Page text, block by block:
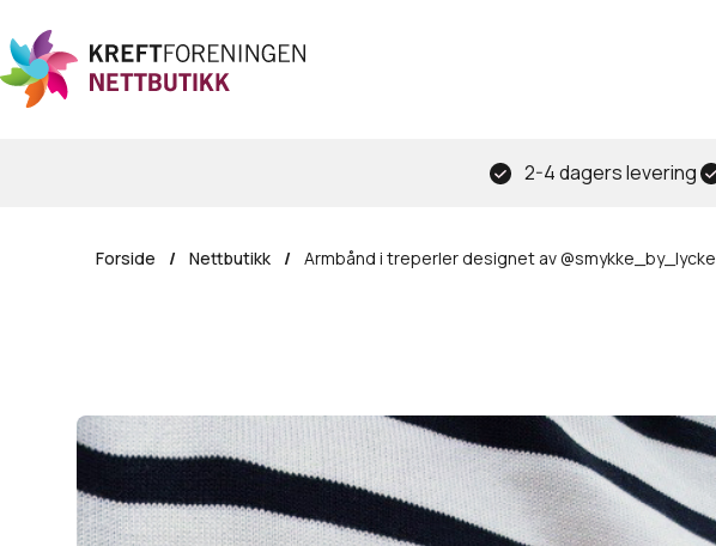
til
hovedinnhold
2-4 dagers levering
Forside / Nettbutikk / Armbånd i treperler designet av @smykke_by_lycke